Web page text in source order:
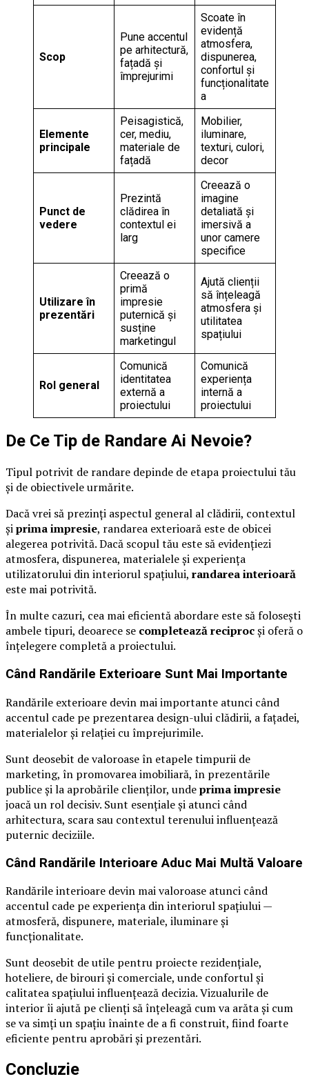
Scop
Pune accentul
pe arhitectură,
fațadă și
împrejurimi
Scoate în
evidență
atmosfera,
dispunerea,
confortul și
funcționalitate
a
Elemente
principale
Peisagistică,
cer, mediu,
materiale de
fațadă
Mobilier,
iluminare,
texturi, culori,
decor
Punct de
vedere
Prezintă
clădirea în
contextul ei
larg
Creează o
imagine
detaliată și
imersivă a
unor camere
specifice
Utilizare în
prezentări
Creează o
primă
impresie
puternică și
susține
marketingul
Ajută clienții
să înțeleagă
atmosfera și
utilitatea
spațiului
Rol general
Comunică
identitatea
externă a
proiectului
Comunică
experiența
internă a
proiectului
De Ce Tip de Randare Ai Nevoie?
Tipul potrivit de randare depinde de etapa proiectului tău
și de obiectivele urmărite.
Dacă vrei să prezinți aspectul general al clădirii, contextul
șiprima impresie, randarea exterioară este de obicei
alegerea potrivită. Dacă scopul tău este să evidențiezi
atmosfera, dispunerea, materialele și experiența
utilizatorului din interiorul spațiului, randarea interioară
este mai potrivită.
În multe cazuri, cea mai eficientă abordare este să folosești
ambele tipuri, deoarece se completează reciprocși oferă o
înțelegere completă a proiectului.
Când Randările Exterioare Sunt Mai Importante
Randările exterioare devin mai importante atunci când
accentul cade pe prezentarea design-ului clădirii, a fațadei,
materialelor și relației cu împrejurimile.
Sunt deosebit de valoroase în etapele timpurii de
marketing, în promovarea imobiliară, în prezentările
publice și la aprobările clienților, undeprima impresie
joacă un rol decisiv. Sunt esențiale și atunci când
arhitectura, scara sau contextul terenului influențează
puternic deciziile.
Când Randările Interioare Aduc Mai Multă Valoare
Randările interioare devin mai valoroase atunci când
accentul cade pe experiența din interiorul spațiului —
atmosferă, dispunere, materiale, iluminare și
funcționalitate.
Sunt deosebit de utile pentru proiecte rezidențiale,
hoteliere, de birouri și comerciale, unde confortul și
calitatea spațiului influențează decizia. Vizualurile de
interior îi ajută pe clienți să înțeleagă cum va arăta și cum
se va simți un spațiu înainte de a fi construit, fiind foarte
eficiente pentru aprobări și prezentări.
Concluzie